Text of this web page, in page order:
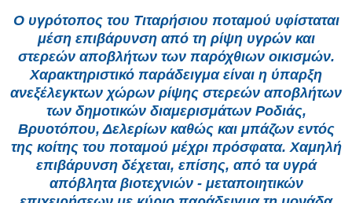
Ο υγρότοπος του Τιταρήσιου ποταμού υφίσταται
μέση επιβάρυνση από τη ρίψη υγρών και
στερεών αποβλήτων των παρόχθιων οικισμών.
Χαρακτηριστικό παράδειγμα είναι η ύπαρξη
ανεξέλεγκτων χώρων ρίψης στερεών αποβλήτων
των δημοτικών διαμερισμάτων Ροδιάς,
Βρυοτόπου, Δελερίων καθώς και μπάζων εντός
της κοίτης του ποταμού μέχρι πρόσφατα. Χαμηλή
επιβάρυνση δέχεται, επίσης, από τα υγρά
απόβλητα βιοτεχνιών - μεταποιητικών